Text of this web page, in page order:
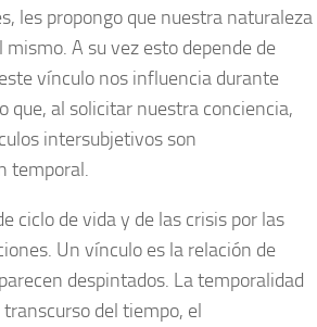
les propongo que nuestra naturaleza
A su vez esto depende de
vínculo nos influencia durante
que, al solicitar nuestra conciencia,
intersubjetivos son
temporal.
ciclo de vida y de las crisis por las
Un vínculo es la relación de
despintados. La temporalidad
del tiempo, el